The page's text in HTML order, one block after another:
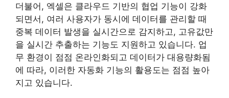
더불어, 엑셀은 클라우드 기반의 협업 기능이 강화
되면서, 여러 사용자가 동시에 데이터를 관리할 때
중복 데이터 발생을 실시간으로 감지하고, 고유값만
을 실시간 추출하는 기능도 지원하고 있습니다. 업
무 환경이 점점 온라인화되고 데이터가 대용량화됨
에 따라, 이러한 자동화 기능의 활용도는 점점 높아
지고 있습니다.